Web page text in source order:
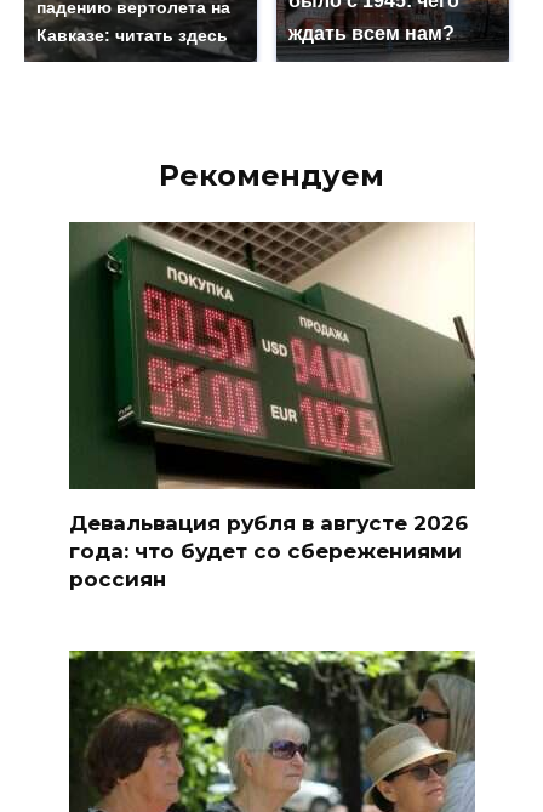
падению вертолета на
Кавказе: читать здесь
ждать всем нам?
Рекомендуем
Девальвация рубля в августе 2026
года: что будет со сбережениями
россиян